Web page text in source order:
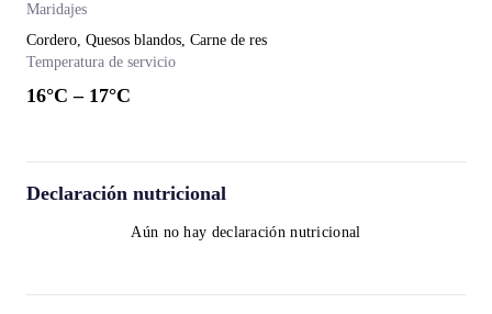
Maridajes
Cordero, Quesos blandos, Carne de res
Temperatura de servicio
16°C – 17°C
Declaración nutricional
Aún no hay declaración nutricional